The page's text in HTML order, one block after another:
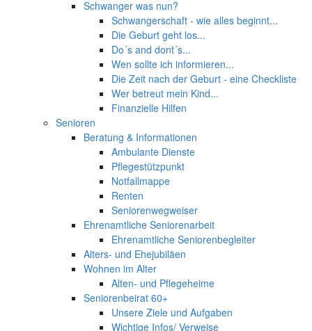
Schwanger was nun?
Schwangerschaft - wie alles beginnt...
Die Geburt geht los...
Do´s and dont´s...
Wen sollte ich informieren...
Die Zeit nach der Geburt - eine Checkliste
Wer betreut mein Kind...
Finanzielle Hilfen
Senioren
Beratung & Informationen
Ambulante Dienste
Pflegestützpunkt
Notfallmappe
Renten
Seniorenwegweiser
Ehrenamtliche Seniorenarbeit
Ehrenamtliche Seniorenbegleiter
Alters- und Ehejubiläen
Wohnen im Alter
Alten- und Pflegeheime
Seniorenbeirat 60+
Unsere Ziele und Aufgaben
Wichtige Infos/ Verweise